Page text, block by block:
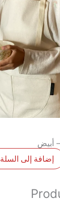
أبيض
إضافة إلى السلة